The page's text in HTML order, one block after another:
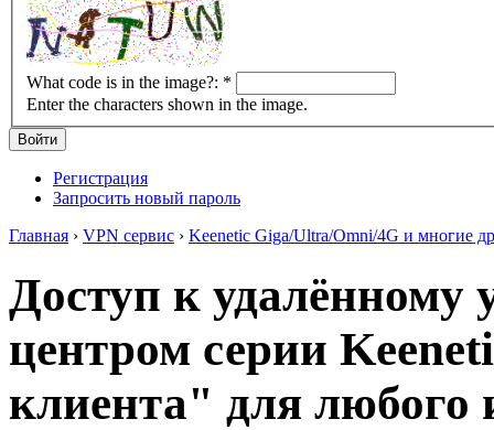
What code is in the image?: *
Enter the characters shown in the image.
Регистрация
Запросить новый пароль
Главная › VPN сервис › Keenetic Giga/Ultra/Omni/4G и многие
Доступ к удалённому
центром серии
клиента" для любого